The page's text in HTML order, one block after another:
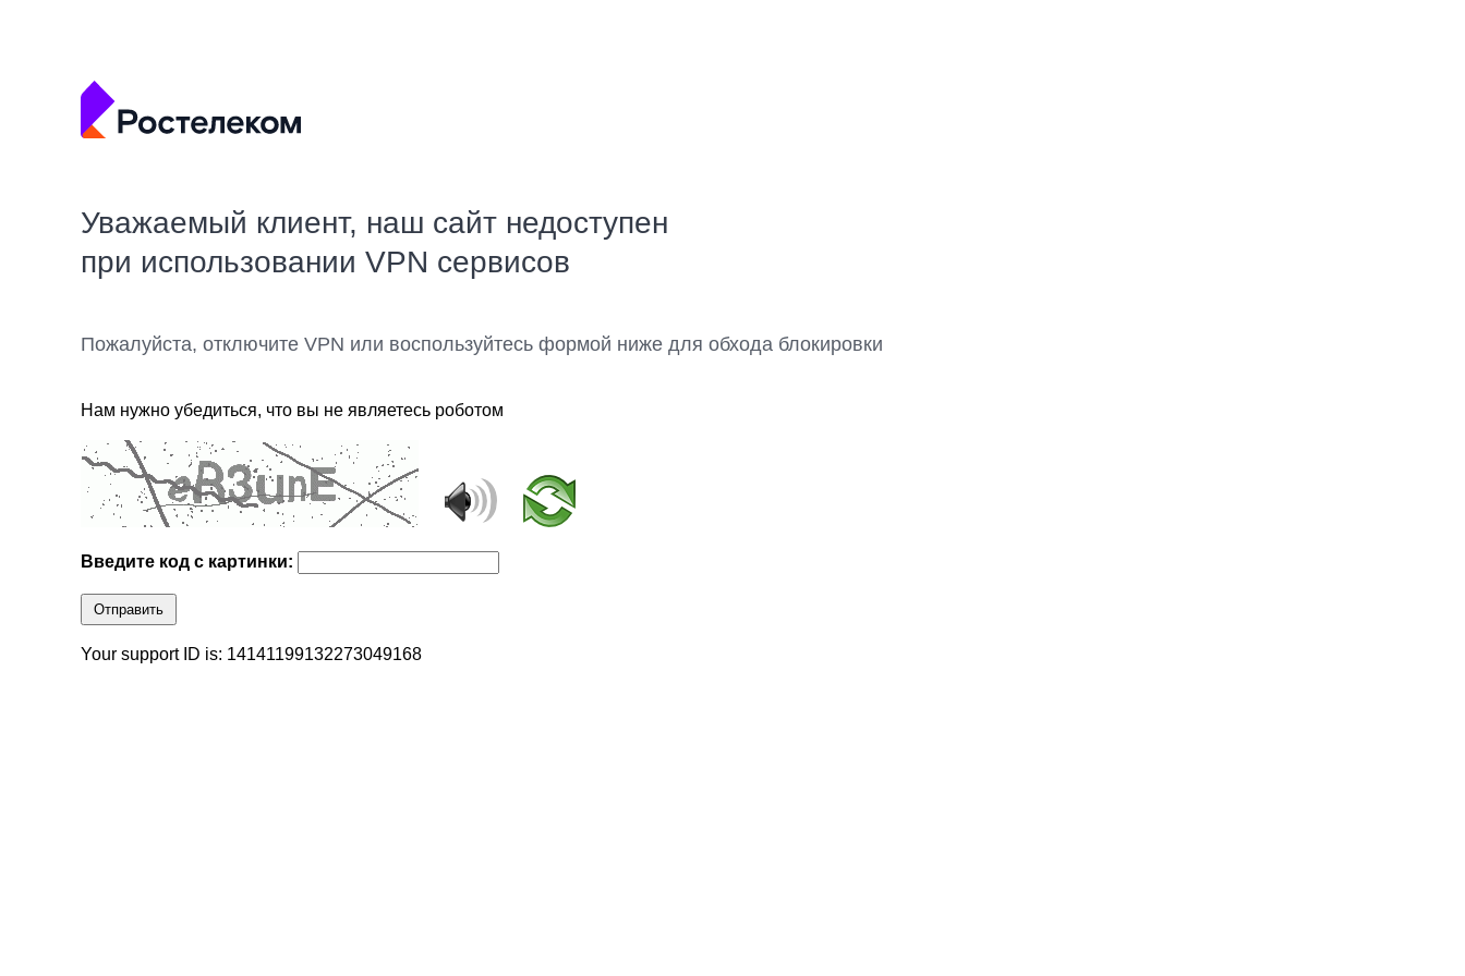
Уважаемый клиент, наш сайт недоступен
при использовании VPN сервисов
Пожалуйста, отключите VPN или воспользуйтесь формой ниже для обхода блокировки
Нам нужно убедиться, что вы не являетесь роботом
Введите код с картинки:
Отправить
Your support ID is: 14141199132273049168